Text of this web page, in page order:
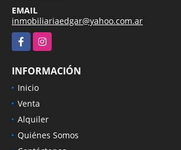
EMAIL
inmobiliariaedgar@yahoo.com.ar
FacebookInstagram
INFORMACIÓN
Inicio
Venta
Alquiler
Quiénes Somos